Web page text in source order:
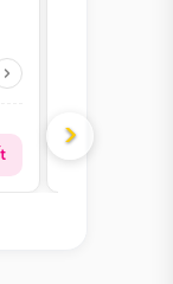
Giá từ:
›